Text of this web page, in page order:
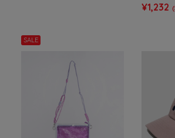
¥1,232
SALE